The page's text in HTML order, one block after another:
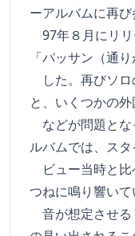
ーアルバムに再び
97年８月にリ
「パッサン（通
した。再びソロ
と、いくつかの
などが問題とな
ルバムでは、ス
ビュー当時と比
つねに鳴り響い
音が想定させる